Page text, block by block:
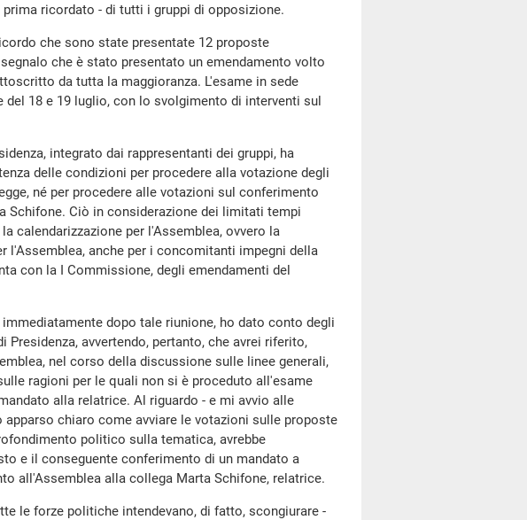
ricordato - di tutti i gruppi di opposizione.
che sono state presentate 12 proposte
che è stato presentato un emendamento volto
da tutta la maggioranza. L'esame in sede
del 18 e 19 luglio, con lo svolgimento di interventi sul
integrato dai rappresentanti dei gruppi, ha
delle condizioni per procedere alla votazione degli
né per procedere alle votazioni sul conferimento
Schifone. Ciò in considerazione dei limitati tempi
calendarizzazione per l'Assemblea, ovvero la
l'Assemblea, anche per i concomitanti impegni della
con la I Commissione, degli emendamenti del
dopo tale riunione, ho dato conto degli
avvertendo, pertanto, che avrei riferito,
nel corso della discussione sulle linee generali,
ragioni per le quali non si è proceduto all'esame
alla relatrice. Al riguardo - e mi avvio alle
chiaro come avviare le votazioni sulle proposte
politico sulla tematica, avrebbe
e il conseguente conferimento di un mandato a
all'Assemblea alla collega Marta Schifone, relatrice.
le forze politiche intendevano, di fatto, scongiurare -